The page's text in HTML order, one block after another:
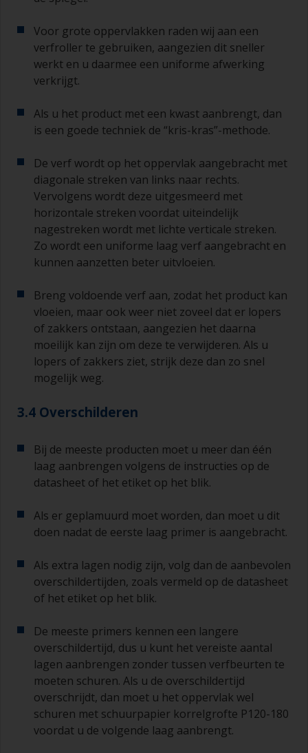
Voor grote oppervlakken raden wij aan een
verfroller te gebruiken, aangezien dit sneller
werkt en u daarmee een uniforme afwerking
verkrijgt.
Als u het product met een kwast aanbrengt, dan
is een goede techniek de “kris-kras”-methode.
De verf wordt op het oppervlak aangebracht met
diagonale streken van links naar rechts.
Vervolgens wordt deze uitgesmeerd met
horizontale streken voordat uiteindelijk
nagestreken wordt met lichte verticale streken.
Zo wordt een uniforme laag verf aangebracht en
kunnen aanzetten beter uitvloeien.
Breng voldoende verf aan, zodat het product kan
vloeien, maar ook weer niet zoveel dat er lopers
of zakkers ontstaan, aangezien het daarna
moeilijk kan zijn om deze te verwijderen. Als u
lopers of zakkers ziet, strijk deze dan zo snel
mogelijk weg.
3.4 Overschilderen
Bij de meeste producten moet u meer dan één
laag aanbrengen volgens de instructies op de
datasheet of het etiket op het blik.
Als er geplamuurd moet worden, dan moet u dit
doen nadat de eerste laag primer is aangebracht.
Als extra lagen nodig zijn, volg dan de aanbevolen
overschildertijden, zoals vermeld op de datasheet
of het etiket op het blik.
De meeste primers kennen een langere
overschildertijd, dus u kunt het vereiste aantal
lagen aanbrengen zonder tussen verfbeurten te
moeten schuren. Als u de overschildertijd
overschrijdt, dan moet u het oppervlak wel
schuren met schuurpapier korrelgrofte P120-180
voordat u de volgende laag aanbrengt.